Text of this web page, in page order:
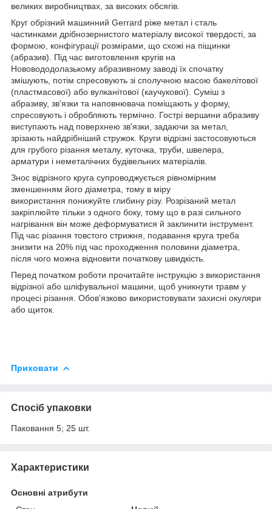
великих виробництвах, за високих обсягів.
Круг обрізний машинний Gerrard ріже метал і сталь
частинками дрібнозернистого матеріалу високої твердості, за
формою, конфігурації розмірами, що схожі на піщинки
(абразив). Під час виготовлення кругів на
Нововододолазькому абразивному заводі їх спочатку
змішують, потім спресовують зі сполучною масою бакелітової
(пластмасової) або вулканітової (каучукової). Суміш з
абразиву, зв'язки та наповнювача поміщають у форму,
спресовують і обробляють термічно. Гострі вершини абразиву
виступають над поверхнею зв'язки, задаючи за метал,
зрізають найдрібніший стружок. Круги відрізні застосовуються
для грубого різання металу, куточка, труби, швелера,
арматури і неметалічних будівельних матеріалів.
Знос відрізного круга супроводжується рівномірним
зменшенням його діаметра, тому в міру
використання понижуйте глибину різу. Розрізаний метал
закріплюйте тільки з одного боку, тому що в разі сильного
нагрівання він може деформуватися й заклинити інструмент.
Під час різання товстого стрижня, подавання круга треба
знизити на 20% під час проходження половини діаметра,
після чого можна відновити початкову швидкість.
Перед початком роботи прочитайте інструкцію з використання
відрізної або шліфувальної машини, щоб уникнути травм у
процесі різання. Обов'язково використовувати захисні окуляри
або щиток.
Приховати
Спосіб упаковки
Паковання 5; 25 шт.
Характеристики
Основні атрибути